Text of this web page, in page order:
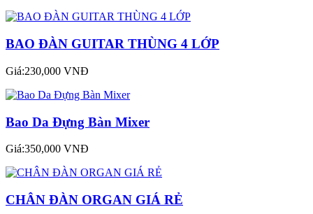
BAO ĐÀN GUITAR THÙNG 4 LỚP
Giá:230,000 VNĐ
Bao Da Đựng Bàn Mixer
Giá:350,000 VNĐ
CHÂN ĐÀN ORGAN GIÁ RẺ